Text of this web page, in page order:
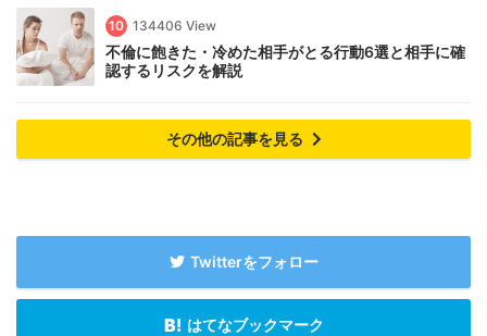
10 134406 View
不倫に飽きた・冷めた相手がとる行動6選と相手に確
認するリスクを解説
その他の記事を見る
Twitterをフォロー
はてなブックマーク